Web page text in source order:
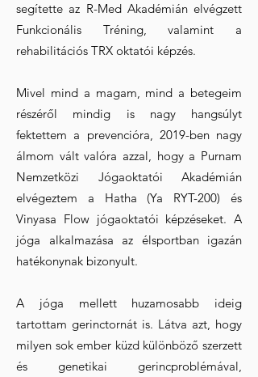
segítette az R-Med Akadémián elvégzett
Funkcionális Tréning, valamint a
rehabilitációs TRX oktatói képzés.
Mivel mind a magam, mind a betegeim
részéről mindig is nagy hangsúlyt
fektettem a prevencióra, 2019-ben nagy
álmom vált valóra azzal, hogy a Purnam
Nemzetközi Jógaoktatói Akadémián
elvégeztem a Hatha (Ya RYT-200) és
Vinyasa Flow jógaoktatói képzéseket. A
jóga alkalmazása az élsportban igazán
hatékonynak bizonyult.
A jóga mellett huzamosabb ideig
tartottam gerinctornát is. Látva azt, hogy
milyen sok ember küzd különböző szerzett
és genetikai gerincproblémával,